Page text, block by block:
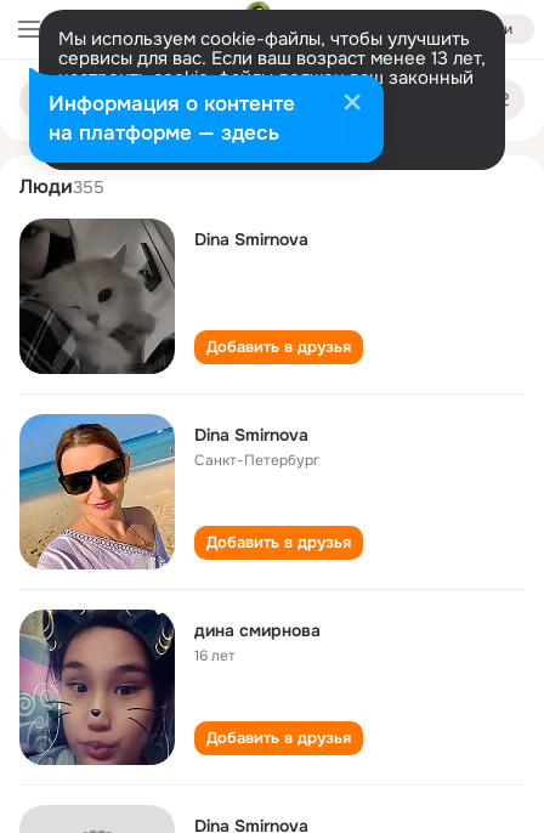
Войти
Мы используем cookie-файлы, чтобы улучшить
сервисы для вас. Если ваш возраст менее 13 лет,
настроить cookie-файлы должен ваш законный
представитель. Больше информации
Разрешить все Настроить
Поиск
людям
dina smirnova
Люди355
Dina Smirnova
Добавить в друзья
Dina Smirnova
Санкт-Петербург
Добавить в друзья
дина смирнова
16 лет
Добавить в друзья
Dina Smirnova
Информация о контенте
на платформе — здесь